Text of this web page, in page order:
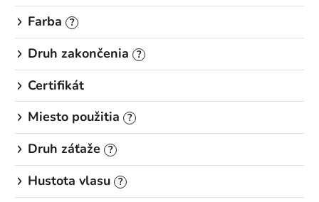
Farba
?
Druh zakončenia ?
Certifikát
Miesto použitia
?
Druh záťaže ?
Hustota vlasu ?